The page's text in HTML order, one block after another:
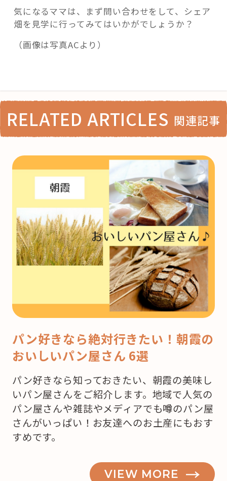
気になるママは、まず問い合わせをして、シェア
畑を見学に行ってみてはいかがでしょうか？
（画像は写真ACより）
RELATED ARTICLES 関連記事
パン好きなら絶対行きたい！朝霞の
おいしいパン屋さん 6選
パン好きなら知っておきたい、朝霞の美味し
いパン屋さんをご紹介します。地域で人気の
パン屋さんや雑誌やメディアでも噂のパン屋
さんがいっぱい！お友達へのお土産にもおす
すめです。
VIEW MORE